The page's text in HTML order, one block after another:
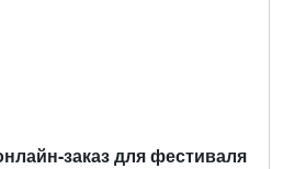
заказ для фестиваля